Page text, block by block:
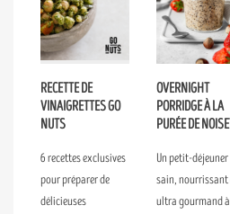
RECETTE DE
VINAIGRETTES GO
NUTS
6 recettes exclusives
pour préparer de
délicieuses
OVERNIGHT
PORRIDGE À LA
PURÉE DE
Un petit-déjeuner
sain, nourrissant
ultra gourmand à